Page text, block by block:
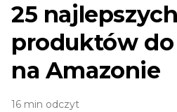
25 najlepszych
produktów do
na Amazonie
16 min odczyt